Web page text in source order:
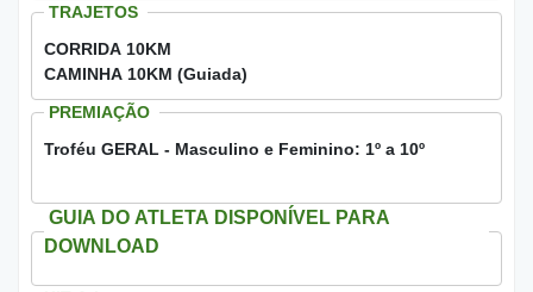
TRAJETOS
CORRIDA 10KM
CAMINHA 10KM (Guiada)
PREMIAÇÃO
Troféu GERAL - Masculino e Feminino: 1º a 10º
GUIA DO ATLETA DISPONÍVEL PARA
DOWNLOAD